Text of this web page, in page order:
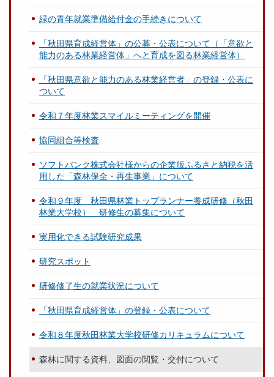
緑の青年就業準備給付金の手続きについて
「秋田県育成経営体」の公募・公表について（「意欲と
能力のある林業経営体」へと育成を図る林業経営体）
「秋田県意欲と能力のある林業経営者」の登録・公表に
ついて
令和７年度林業スマイルミーティングを開催
協同組合等検査
ソフトバンク株式会社様からの企業版ふるさと納税を活
用した「森林保全・再生事業」について
令和９年度 秋田県林業トップランナー養成研修（秋田
林業大学校） 研修生の募集について
実用化できる試験研究成果
研究スポット
研修修了生の就業状況について
「秋田県育成経営体」の登録・公表について
令和８年度秋田林業大学校研修カリキュラムについて
森林に関する資料、図面の閲覧・交付について